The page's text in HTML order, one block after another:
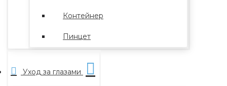
Контейнер
Пинцет
Уход за глазами